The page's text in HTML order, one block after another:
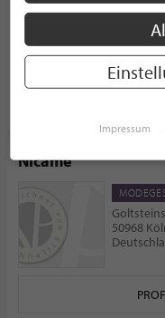
45131
Nicamé
50968
Impressum